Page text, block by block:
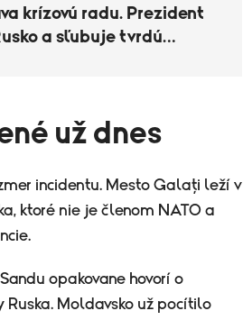
krízovú radu. Prezident
a sľubuje tvrdú
už dnes
incidentu. Mesto Galați leží v
ktoré nie je členom NATO a
opakovane hovorí o
Ruska. Moldavsko už pocítilo